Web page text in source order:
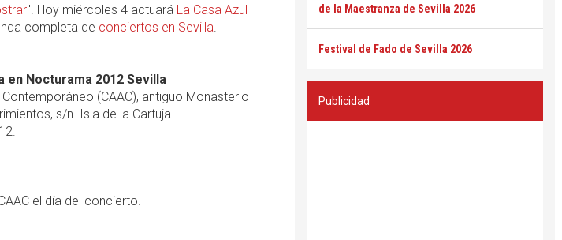
". Hoy miércoles 4 actuará La Casa Azul
completa de conciertos en Sevilla.
en Nocturama 2012 Sevilla
(CAAC), antiguo Monasterio
s/n. Isla de la Cartuja.
el día del concierto.
de la Maestranza de Sevilla 2026
Festival de Fado de Sevilla 2026
Publicidad